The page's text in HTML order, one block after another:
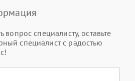
вопрос специалисту, оставьте
специалист с радостью